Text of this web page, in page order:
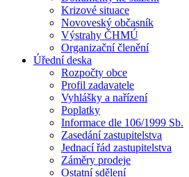
Krizové situace
Novoveský občasník
Výstrahy ČHMÚ
Organizační členění
Úřední deska
Rozpočty obce
Profil zadavatele
Vyhlášky a nařízení
Poplatky
Informace dle 106/1999 Sb.
Zasedání zastupitelstva
Jednací řád zastupitelstva
Záměry prodeje
Ostatní sdělení